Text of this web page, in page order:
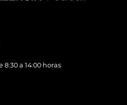
8:30 a 14:00 horas